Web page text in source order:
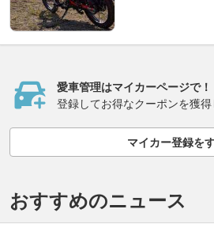
愛車管理はマイカーページで！
登録してお得なクーポンを獲得
マイカー登録を
おすすめのニュース